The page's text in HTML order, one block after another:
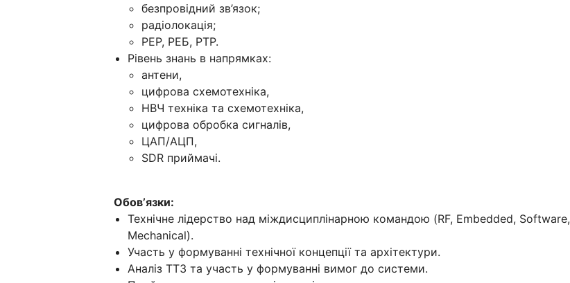
безпровідний зв’язок;
радіолокація;
РЕР, РЕБ, РТР.
Рівень знань в напрямках:
антени,
цифрова схемотехніка,
НВЧ техніка та схемотехніка,
цифрова обробка сигналів,
ЦАП/АЦП,
SDR приймачі.
Обовʼязки:
Технічне лідерство над міждисциплінарною командою (RF, Embedded, Software,
Mechanical).
Участь у формуванні технічної концепції та архітектури.
Аналіз ТТЗ та участь у формуванні вимог до системи.